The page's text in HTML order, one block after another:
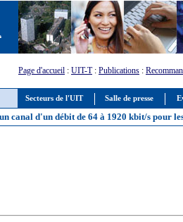
Secteurs de l'UIT Salle de presse
Page d'accueil : UIT-T: Publications :
canal d'un débit de 64 à 1920 kbit/s pour